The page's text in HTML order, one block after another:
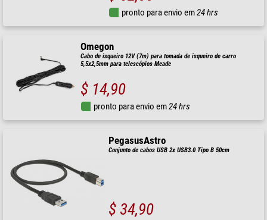
pronto para envio em24 hrs
Omegon
Cabo de isqueiro 12V (7m) para tomada de isqueiro de carro
5,5x2,5mm para telescópios Meade
$ 14,90
pronto para envio em24 hrs
PegasusAstro
Conjunto de cabos USB 2x USB3.0 Tipo B 50cm
$ 34,90